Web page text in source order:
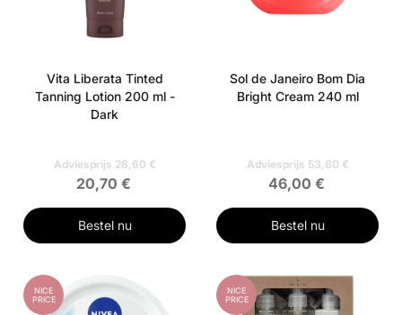
Vita Liberata Tinted
Tanning Lotion 200 ml -
Dark
Adviesprijs 26,60 €
20,70 €
Bestel nu
Sol de Janeiro Bom Dia
Bright Cream 240 ml
Adviesprijs 53,60 €
46,00 €
Bestel nu
NICE
PRICE
NICE
PRICE